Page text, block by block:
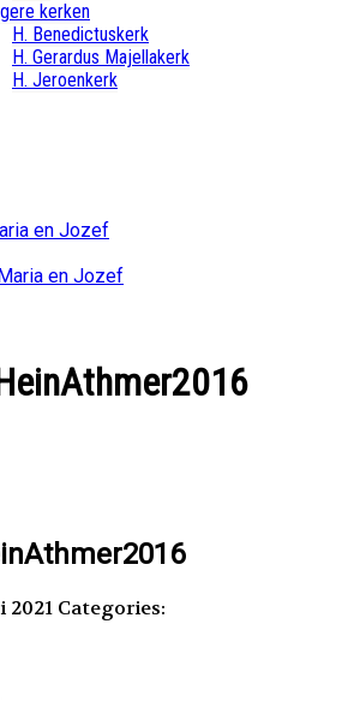
kerken
H. Benedictuskerk
H. Gerardus Majellakerk
H. Jeroenkerk
en Jozef
en Jozef
2021 Categories: